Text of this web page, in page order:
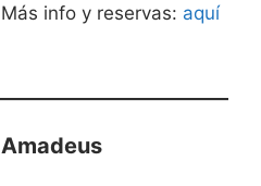
Más info y reservas: aquí
Amadeus